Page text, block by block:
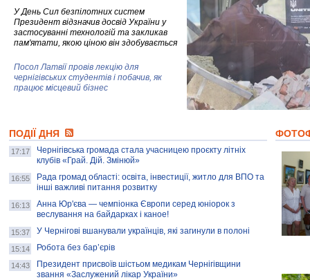
У День Сил безпілотних систем
Президент відзначив досвід України у
застосуванні технологій та закликав
пам'ятати, якою ціною він здобувається
Посол Латвії провів лекцію для
чернігівських студентів і побачив, як
працює місцевий бізнес
колекцію про війну, емоції та тварин
AB InBev Efes Україна підтримала
навчальний проєкт "Молодіжна бізнес-
школа", спрямований на розвиток
підприємництва у Чернігівській області
Золота тварина: видання Forbes
написало про чернігівця Патрона: хто і
скільки на ньому заробляє? І куди
витрачають?
ПОДІЇ ДНЯ
17:17
Чернігівська громада стала учасницею проєкту літніх
клубів «Грай. Дій. Змінюй»
16:55
Рада громад області: освіта, інвестиції, житло для ВПО та
інші важливі питання розвитку
16:13
Анна Юр'єва — чемпіонка Європи серед юніорок з
веслування на байдарках і каное!
15:37 У Чернігові вшанували українців, які загинули в полоні
15:14 Робота без бар’єрів
14:43
Президент присвоїв шістьом медикам Чернігівщини
звання «Заслужений лікар України»